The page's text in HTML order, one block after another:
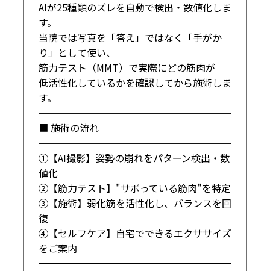
AIが25種類のズレを自動で検出・数値化しま
す。
当院では写真を「答え」ではなく「手がか
り」として使い、
筋力テスト（MMT）で実際にどの筋肉が
低活性化しているかを確認してから施術しま
す。
━━━━━━━━━━━━━━━━━━━━
■ 施術の流れ
━━━━━━━━━━━━━━━━━━━━
①【AI撮影】姿勢の崩れをパターン検出・数
値化
②【筋力テスト】"サボっている筋肉"を特定
③【施術】弱化筋を活性化し、バランスを回
復
④【セルフケア】自宅でできるエクササイズ
をご案内
━━━━━━━━━━━━━━━━━━━━